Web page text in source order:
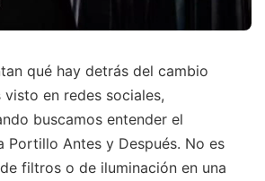
qué hay detrás del cambio
en redes sociales,
buscamos entender el
Portillo Antes y Después. No es
filtros o de iluminación en una